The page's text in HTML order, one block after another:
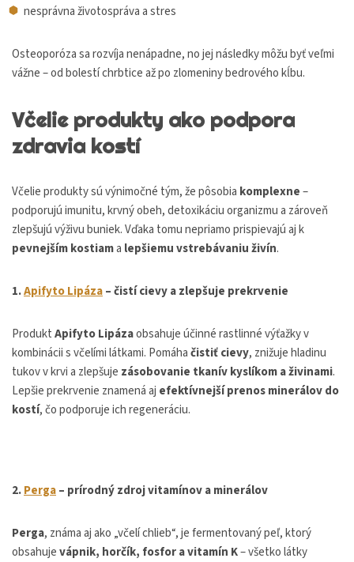
nesprávna životospráva a stres
Osteoporóza sa rozvíja nenápadne, no jej následky môžu byť veľmi
vážne – od bolestí chrbtice až po zlomeniny bedrového kĺbu.
Včelie produkty ako podpora
zdravia kostí
Včelie produkty sú výnimočné tým, že pôsobia komplexne–
podporujú imunitu, krvný obeh, detoxikáciu organizmu a zároveň
zlepšujú výživu buniek. Vďaka tomu nepriamo prispievajú aj k
pevnejším kostiama lepšiemu vstrebávaniu živín.
1.Apifyto Lipáza– čistí cievy a zlepšuje prekrvenie
ProduktApifyto Lipázaobsahuje účinné rastlinné výťažky v
kombinácii s včelími látkami. Pomáhačistiť cievy, znižuje hladinu
tukov v krvi a zlepšuje zásobovanie tkanív kyslíkom a živinami.
Lepšie prekrvenie znamená aj efektívnejší prenos minerálov do
kostí, čo podporuje ich regeneráciu.
2.Perga– prírodný zdroj vitamínov a minerálov
Perga, známa aj ako „včelí chlieb“, je fermentovaný peľ, ktorý
obsahujevápnik, horčík, fosfor a vitamín K– všetko látky